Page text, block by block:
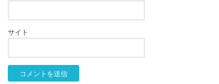
サイト